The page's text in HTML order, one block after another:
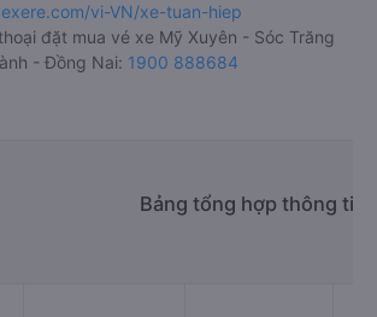
vi-VN/xe-tuan-hiep
đặt mua vé xe Mỹ Xuyên - Sóc Trăng
- Đồng Nai: 1900 888684
Bảng tổng hợp thông tin